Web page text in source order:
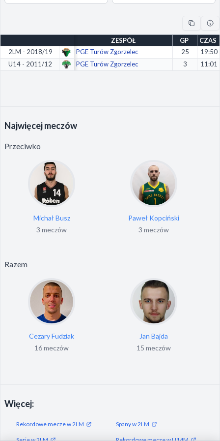
ZESPÓŁ GP
CZAS
2LM - 2018/19
PGE Turów Zgorzelec 25
19:50
U14 - 2011/12
PGE Turów Zgorzelec 3 11:01
Najwięcej meczów
Przeciwko
Michał Busz
3 meczów
Paweł Kopciński
3 meczów
Razem
Cezary Fudziak
16 meczów
Jan Bajda
15 meczów
Więcej:
Rekordowe mecze w 2LM Spany w 2LM
Akceptuj wszystkie